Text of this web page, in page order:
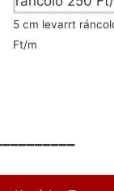
5 cm levarrt
Ft/m